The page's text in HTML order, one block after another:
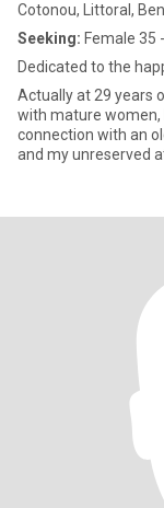
Cotonou, Littoral,
Seeking: Female 35
Dedicated to the
Actually at 29 years
with mature women,
connection with an
and my unreserved